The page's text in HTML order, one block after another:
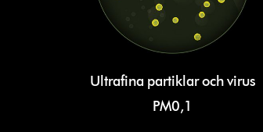
Ultrafina partiklar och virus
PM0,1